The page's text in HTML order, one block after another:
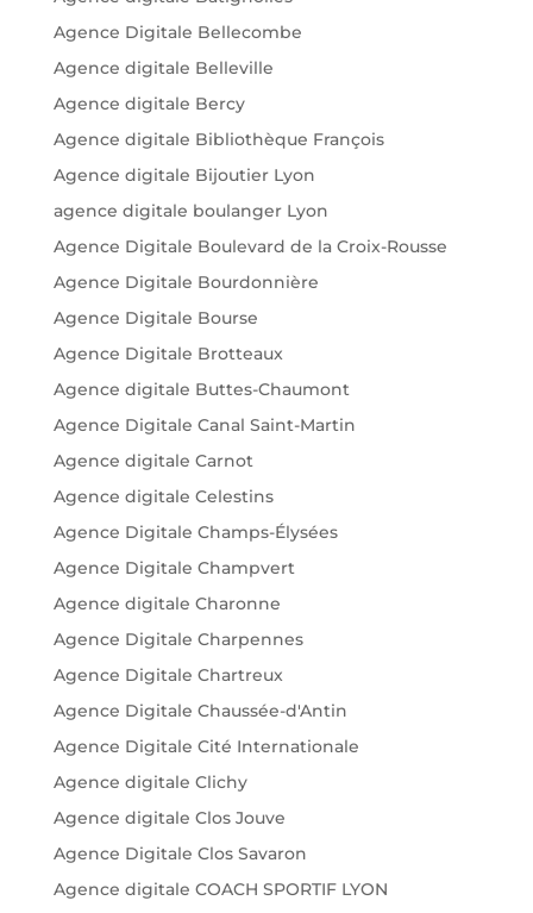
Agence Digitale Bellecombe
Agence digitale Belleville
Agence digitale Bercy
Agence digitale Bibliothèque François
Agence digitale Bijoutier Lyon
agence digitale boulanger Lyon
Agence Digitale Boulevard de la Croix-Rousse
Agence Digitale Bourdonnière
Agence Digitale Bourse
Agence Digitale Brotteaux
Agence digitale Buttes-Chaumont
Agence Digitale Canal Saint-Martin
Agence digitale Carnot
Agence digitale Celestins
Agence Digitale Champs-Élysées
Agence Digitale Champvert
Agence digitale Charonne
Agence Digitale Charpennes
Agence Digitale Chartreux
Agence Digitale Chaussée-d'Antin
Agence Digitale Cité Internationale
Agence digitale Clichy
Agence digitale Clos Jouve
Agence Digitale Clos Savaron
Agence digitale COACH SPORTIF LYON